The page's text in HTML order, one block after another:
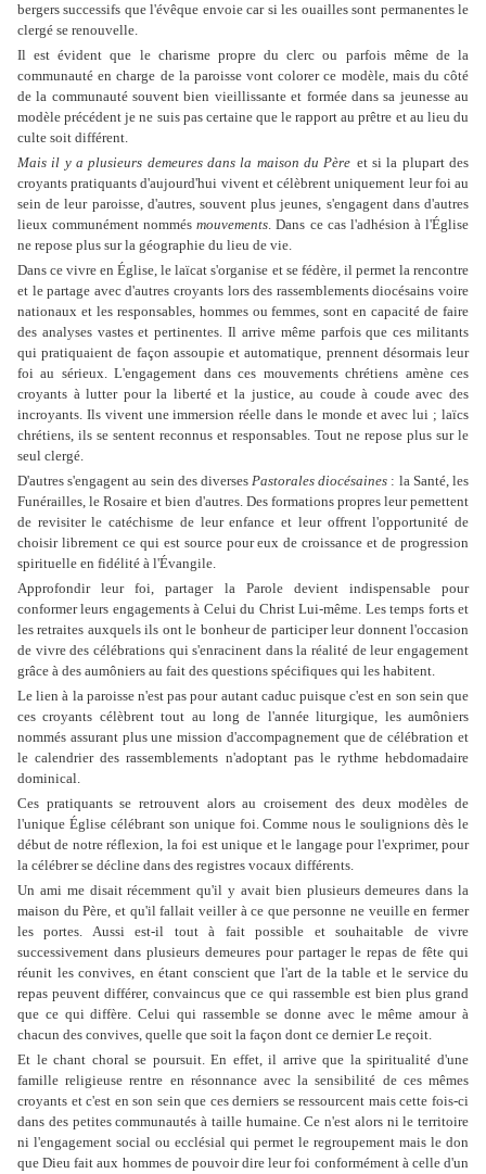
bergers successifs que l'évêque envoie car si les ouailles sont permanentes le
clergé se renouvelle.
Il est évident que le charisme propre du clerc ou parfois même de la
communauté en charge de la paroisse vont colorer ce modèle, mais du côté
de la communauté souvent bien vieillissante et formée dans sa jeunesse au
modèle précédent je ne suis pas certaine que le rapport au prêtre et au lieu du
culte soit différent.
Mais il y a plusieurs demeures dans la maison du Père et si la plupart des
croyants pratiquants d'aujourd'hui vivent et célèbrent uniquement leur foi au
sein de leur paroisse, d'autres, souvent plus jeunes, s'engagent dans d'autres
lieux communément nommésmouvements. Dans ce cas l'adhésion à l'Église
ne repose plus sur la géographie du lieu de vie.
Dans ce vivre en Église, le laïcat s'organise et se fédère, il permet la rencontre
et le partage avec d'autres croyants lors des rassemblements diocésains voire
nationaux et les responsables, hommes ou femmes, sont en capacité de faire
des analyses vastes et pertinentes. Il arrive même parfois que ces militants
qui pratiquaient de façon assoupie et automatique, prennent désormais leur
foi au sérieux. L'engagement dans ces mouvements chrétiens amène ces
croyants à lutter pour la liberté et la justice, au coude à coude avec des
incroyants. Ils vivent une immersion réelle dans le monde et avec lui ; laïcs
chrétiens, ils se sentent reconnus et responsables. Tout ne repose plus sur le
seul clergé.
D'autres s'engagent au sein des diversesPastorales diocésaines : la Santé, les
Funérailles, le Rosaire et bien d'autres. Des formations propres leur pemettent
de revisiter le catéchisme de leur enfance et leur offrent l'opportunité de
choisir librement ce qui est source pour eux de croissance et de progression
spirituelle en fidélité à l'Évangile.
Approfondir leur foi, partager la Parole devient indispensable pour
conformer leurs engagements à Celui du Christ Lui-même. Les temps forts et
les retraites auxquels ils ont le bonheur de participer leur donnent l'occasion
de vivre des célébrations qui s'enracinent dans la réalité de leur engagement
grâce à des aumôniers au fait des questions spécifiques qui les habitent.
Le lien à la paroisse n'est pas pour autant caduc puisque c'est en son sein que
ces croyants célèbrent tout au long de l'année liturgique, les aumôniers
nommés assurant plus une mission d'accompagnement que de célébration et
le calendrier des rassemblements n'adoptant pas le rythme hebdomadaire
dominical.
Ces pratiquants se retrouvent alors au croisement des deux modèles de
l'unique Église célébrant son unique foi. Comme nous le soulignions dès le
début de notre réflexion, la foi est unique et le langage pour l'exprimer, pour
la célébrer se décline dans des registres vocaux différents.
Un ami me disait récemment qu'il y avait bien plusieurs demeures dans la
maison du Père, et qu'il fallait veiller à ce que personne ne veuille en fermer
les portes. Aussi est-il tout à fait possible et souhaitable de vivre
successivement dans plusieurs demeures pour partager le repas de fête qui
réunit les convives, en étant conscient que l'art de la table et le service du
repas peuvent différer, convaincus que ce qui rassemble est bien plus grand
que ce qui diffère. Celui qui rassemble se donne avec le même amour à
chacun des convives, quelle que soit la façon dont ce dernier Le reçoit.
Et le chant choral se poursuit. En effet, il arrive que la spiritualité d'une
famille religieuse rentre en résonnance avec la sensibilité de ces mêmes
croyants et c'est en son sein que ces derniers se ressourcent mais cette fois-ci
dans des petites communautés à taille humaine. Ce n'est alors ni le territoire
ni l'engagement social ou ecclésial qui permet le regroupement mais le don
que Dieu fait aux hommes de pouvoir dire leur foi conformément à celle d'un